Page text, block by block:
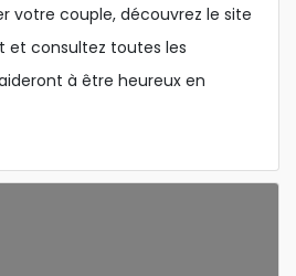
votre couple, découvrez le site
et consultez toutes les
à être heureux en